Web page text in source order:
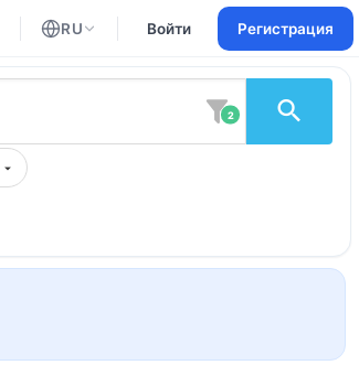
RU
Английский
Войти Регистрация
2